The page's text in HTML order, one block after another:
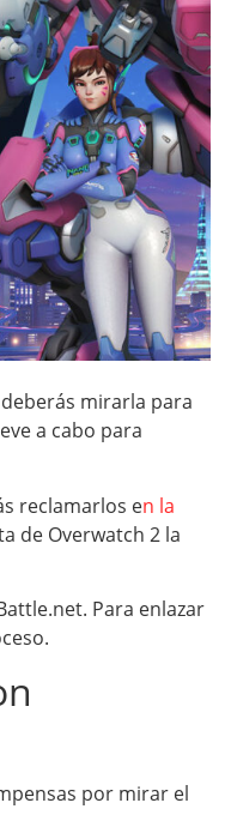
mirarla para
a cabo para
reclamarlos en la
de Overwatch 2 la
Para enlazar
por mirar el